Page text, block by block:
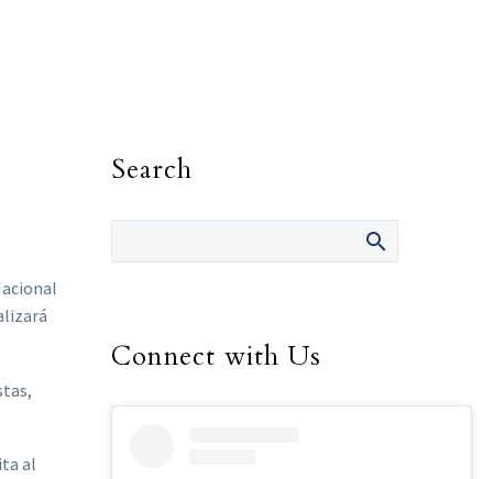
al
Search
Connect with Us